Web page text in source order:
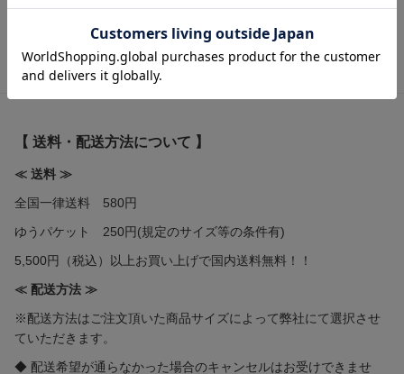
お買い物ポイントについて
税抜き50円以下の商品はポイント付与対象外となります。
【 送料・配送方法について 】
≪ 送料 ≫
全国一律送料 580円
ゆうパケット 250円(規定のサイズ等の条件有)
5,500円（税込）以上お買い上げで国内送料無料！！
≪ 配送方法 ≫
※配送方法はご注文頂いた商品サイズによって弊社にて選択させ
ていただきます。
◆ 配送希望が通らなかった場合のキャンセルはお受けできませ